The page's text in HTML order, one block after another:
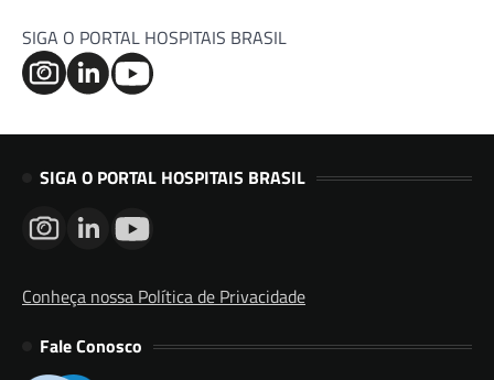
SIGA O PORTAL HOSPITAIS BRASIL
SIGA O PORTAL HOSPITAIS BRASIL
Conheça nossa Política de Privacidade
Fale Conosco